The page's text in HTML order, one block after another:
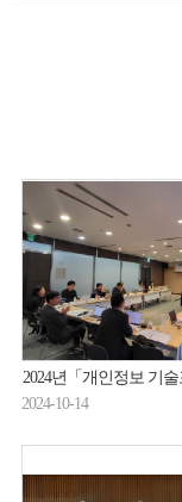
2024년「개인정보 기술포럼 」표준화분과 미니세
2024-10-14